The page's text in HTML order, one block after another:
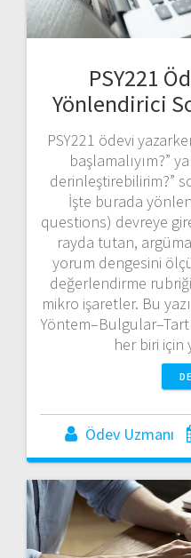
PSY221
Yönlendirici
PSY221 ödevi
başlamalıyım?”
derinleştirebilirim?”
İşte burada
questions) devreye
rayda tutan,
yorum dengesini
değerlendirme
mikro işaretler. Bu
her biri
Ödev Uzmanı